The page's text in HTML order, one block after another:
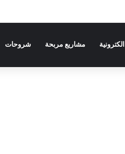
مشاريع مربحة شروحات